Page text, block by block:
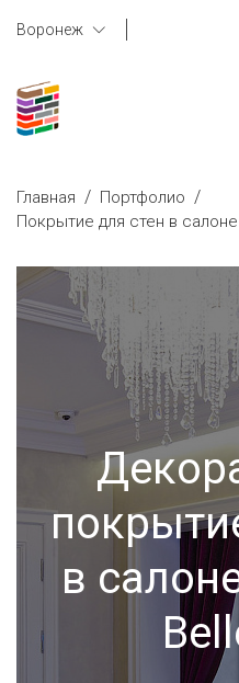
Воронеж
Главная / Портфолио /
Покрытие для стен в
в